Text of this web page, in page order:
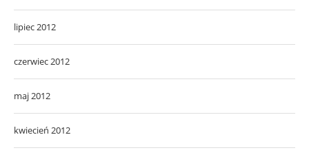
lipiec 2012
czerwiec 2012
maj 2012
kwiecień 2012